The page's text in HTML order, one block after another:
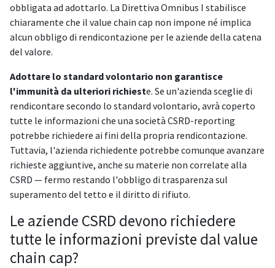
obbligata ad adottarlo. La Direttiva Omnibus I stabilisce
chiaramente che il value chain cap non impone né implica
alcun obbligo di rendicontazione per le aziende della catena
del valore.
Adottare lo standard volontario non garantisce
l'immunità da ulteriori richieste. Se un'azienda sceglie di
rendicontare secondo lo standard volontario, avrà coperto
tutte le informazioni che una società CSRD-reporting
potrebbe richiedere ai fini della propria rendicontazione.
Tuttavia, l'azienda richiedente potrebbe comunque avanzare
richieste aggiuntive, anche su materie non correlate alla
CSRD — fermo restando l'obbligo di trasparenza sul
superamento del tetto e il diritto di rifiuto.
Le aziende CSRD devono richiedere
tutte le informazioni previste dal value
chain cap?